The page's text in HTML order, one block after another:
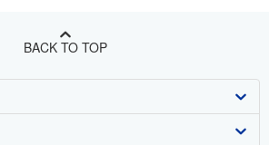
BACK TO TOP